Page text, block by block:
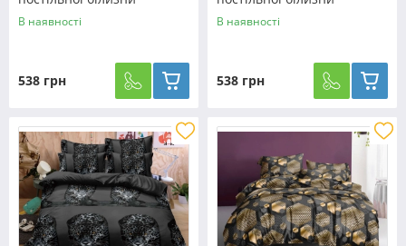
150*220 із полікотону
№202791 Черешенька™
В наявності
538 грн
150*220 із полікотону
№204508 Черешенька™
В наявності
538 грн